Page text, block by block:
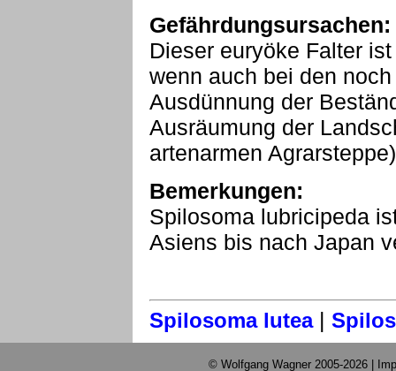
Gefährdungsursachen:
Dieser euryöke Falter
wenn auch bei den
Ausdünnung der
Ausräumung der
artenarmen
Bemerkungen:
Spilosoma lubricipeda
Asiens bis nach Japan
Spilosoma lutea|
© Wolfgang Wagner 2005-2026 |